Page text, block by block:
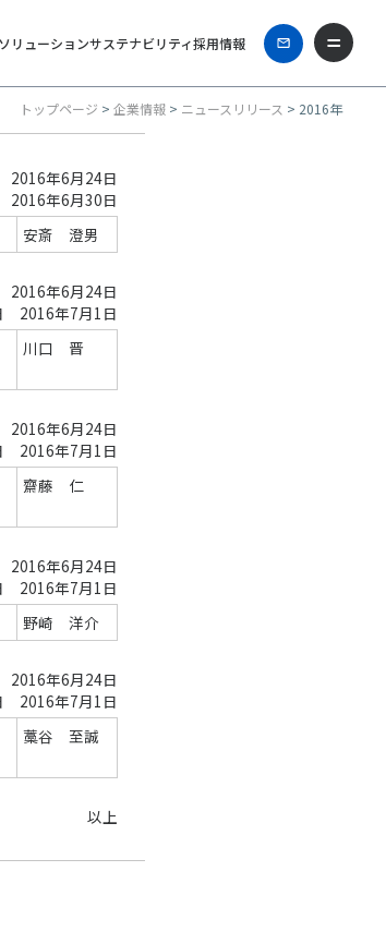
ソリューションサステナビリティ採用情報
トップページ > 企業情報 > ニュースリリース > 2016年
年6月24日
年6月30日
安斎 澄男
年6月24日
2016年7月1日
川口 晋
年6月24日
2016年7月1日
齋藤 仁
年6月24日
2016年7月1日
野崎 洋介
年6月24日
2016年7月1日
藁谷 至誠
以上